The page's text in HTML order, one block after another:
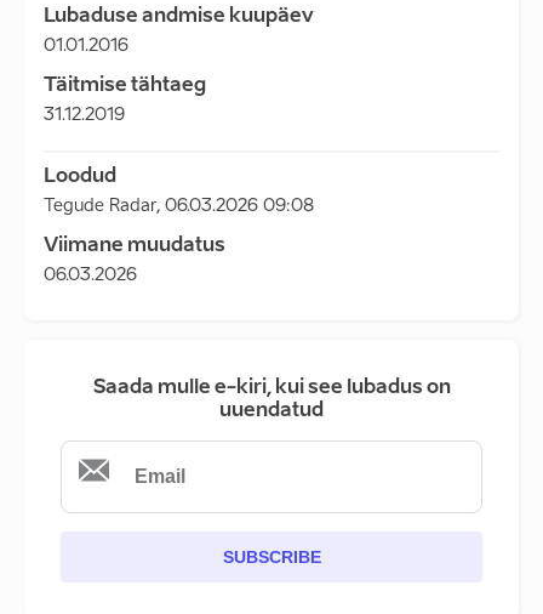
Lubaduse andmise kuupäev
01.01.2016
Täitmise tähtaeg
31.12.2019
Loodud
Tegude Radar, 06.03.2026 09:08
Viimane muudatus
06.03.2026
Saada mulle e-kiri, kui see lubadus on
uuendatud
SUBSCRIBE